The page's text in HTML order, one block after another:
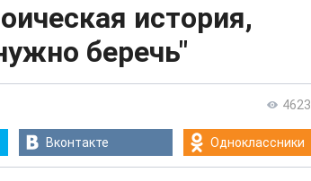
история,
беречь"
4623
Вконтакте Одноклассники